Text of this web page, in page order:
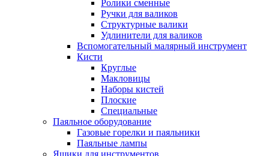
Ролики сменные
Ручки для валиков
Структурные валики
Удлинители для валиков
Вспомогательный малярный инструмент
Кисти
Круглые
Макловицы
Наборы кистей
Плоские
Специальные
Паяльное оборудование
Газовые горелки и паяльники
Паяльные лампы
Ящики для инструментов